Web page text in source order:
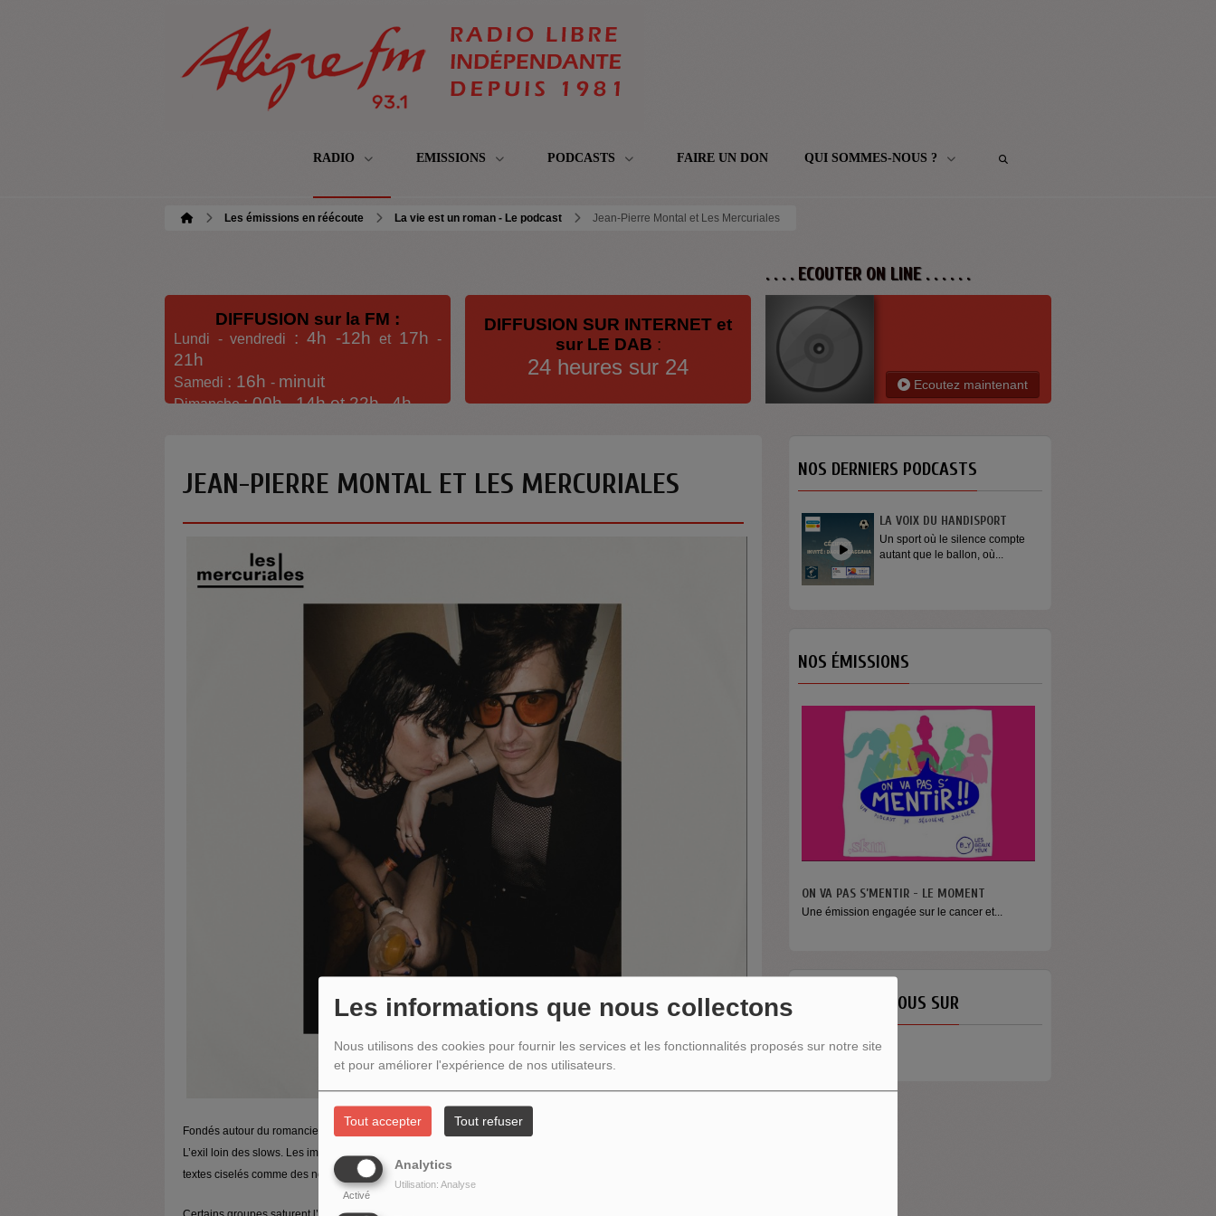
Les informations que nous collectons
Nous utilisons des cookies pour fournir les services et les fonctionnalités proposés sur notre site
et pour améliorer l'expérience de nos utilisateurs.
Tout accepter Tout refuser
Analytics
Activé
Utilisation: Analyse
RADIO EMISSIONS PODCASTS FAIRE UN DON QUI SOMMES-NOUS ?
Les émissions en réécoute La vie est un roman - Le podcast Jean-Pierre Montal et Les Mercuriales
DIFFUSION sur la FM :
Lundi - vendredi : 4h -12h et 17h -
21h
Samedi : 16h - minuit
Dimanche: 00h -14h et 22h-4h
DIFFUSION SUR INTERNET et
sur LE DAB :
24 heures sur 24
. . . . ECOUTER ON LINE . . . . . .
Ecoutez maintenant
JEAN-PIERRE MONTAL ET LES MERCURIALES
Fondés autour du romancier Jean-Pierre Montal
L’exil loin des slows. Les improvisations de leur premier disque y côtoient une veine plus mélodique, portant des
textes ciselés comme des nouvelles.
NOS DERNIERS PODCASTS
LA VOIX DU HANDISPORT
Un sport où le silence compte
autant que le ballon, où...
NOS ÉMISSIONS
ON VA PAS S’MENTIR - LE MOMENT
Une émission engagée sur le cancer et...
RETROUVEZ-NOUS SUR